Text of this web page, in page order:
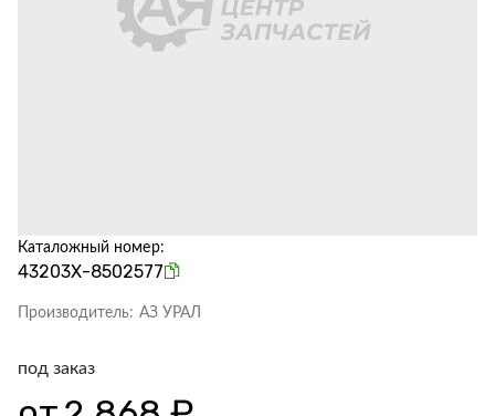
Каталожный номер:
43203Х-8502577
Производитель: АЗ УРАЛ
под заказ